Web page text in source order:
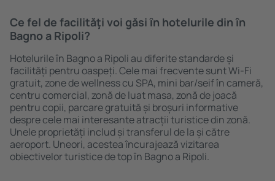
Ce fel de facilităţi voi găsi ȋn hotelurile din în
Bagno a Ripoli?
Hotelurile în Bagno a Ripoli au diferite standarde și
facilități pentru oaspeți. Cele mai frecvente sunt Wi-Fi
gratuit, zone de wellness cu SPA, mini bar/seif în cameră,
centru comercial, zonă de luat masa, zonă de joacă
pentru copii, parcare gratuită și broșuri informative
despre cele mai interesante atracții turistice din zonă.
Unele proprietăți includ și transferul de la și către
aeroport. Uneori, acestea încurajează vizitarea
obiectivelor turistice de top în Bagno a Ripoli.